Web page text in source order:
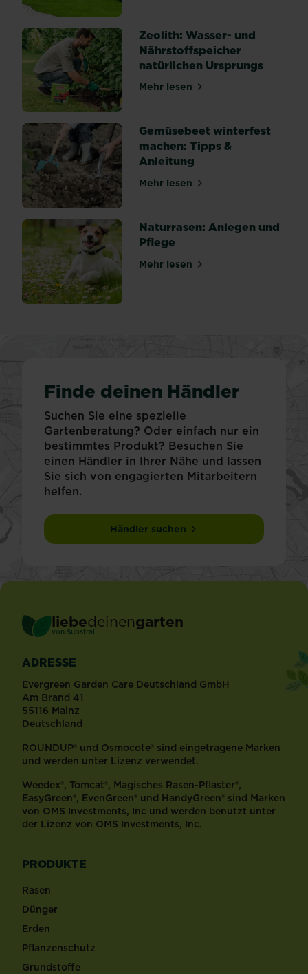
Zeolith: Wasser- und
Nährstoffspeicher
natürlichen Ursprungs
Mehr lesenüber Zeolith: Wasser- und
Gemüsebeet winterfest
machen: Tipps &
Anleitung
Mehr lesenüber Gemüsebeet
Naturrasen: Anlegen und
Pflege
Mehr lesenüber Naturrasen: Anlegen
Finde deinen Händler
Suchen Sie eine spezielle
Gartenberatung? Oder einfach nur ein
bestimmtes Produkt? Besuchen Sie
einen Händler in Ihrer Nähe und lassen
Sie sich von engagierten Mitarbeitern
helfen.
Händler suchen
liebedeinengarten
von Substral ®
ADRESSE
Evergreen Garden Care Deutschland GmbH
Am Brand 41
55116 Mainz
Deutschland
ROUNDUP® und Osmocote® sind eingetragene Marken
und werden unter Lizenz verwendet.
Weedex®, Tomcat®, Magisches Rasen-Pflaster®,
EasyGreen®, EvenGreen® und HandyGreen® sind Marken
von OMS Investments, Inc und werden benutzt unter
der Lizenz von OMS Investments, Inc.
PRODUKTE
Rasen
Dünger
Erden
Pflanzenschutz
Grundstoffe